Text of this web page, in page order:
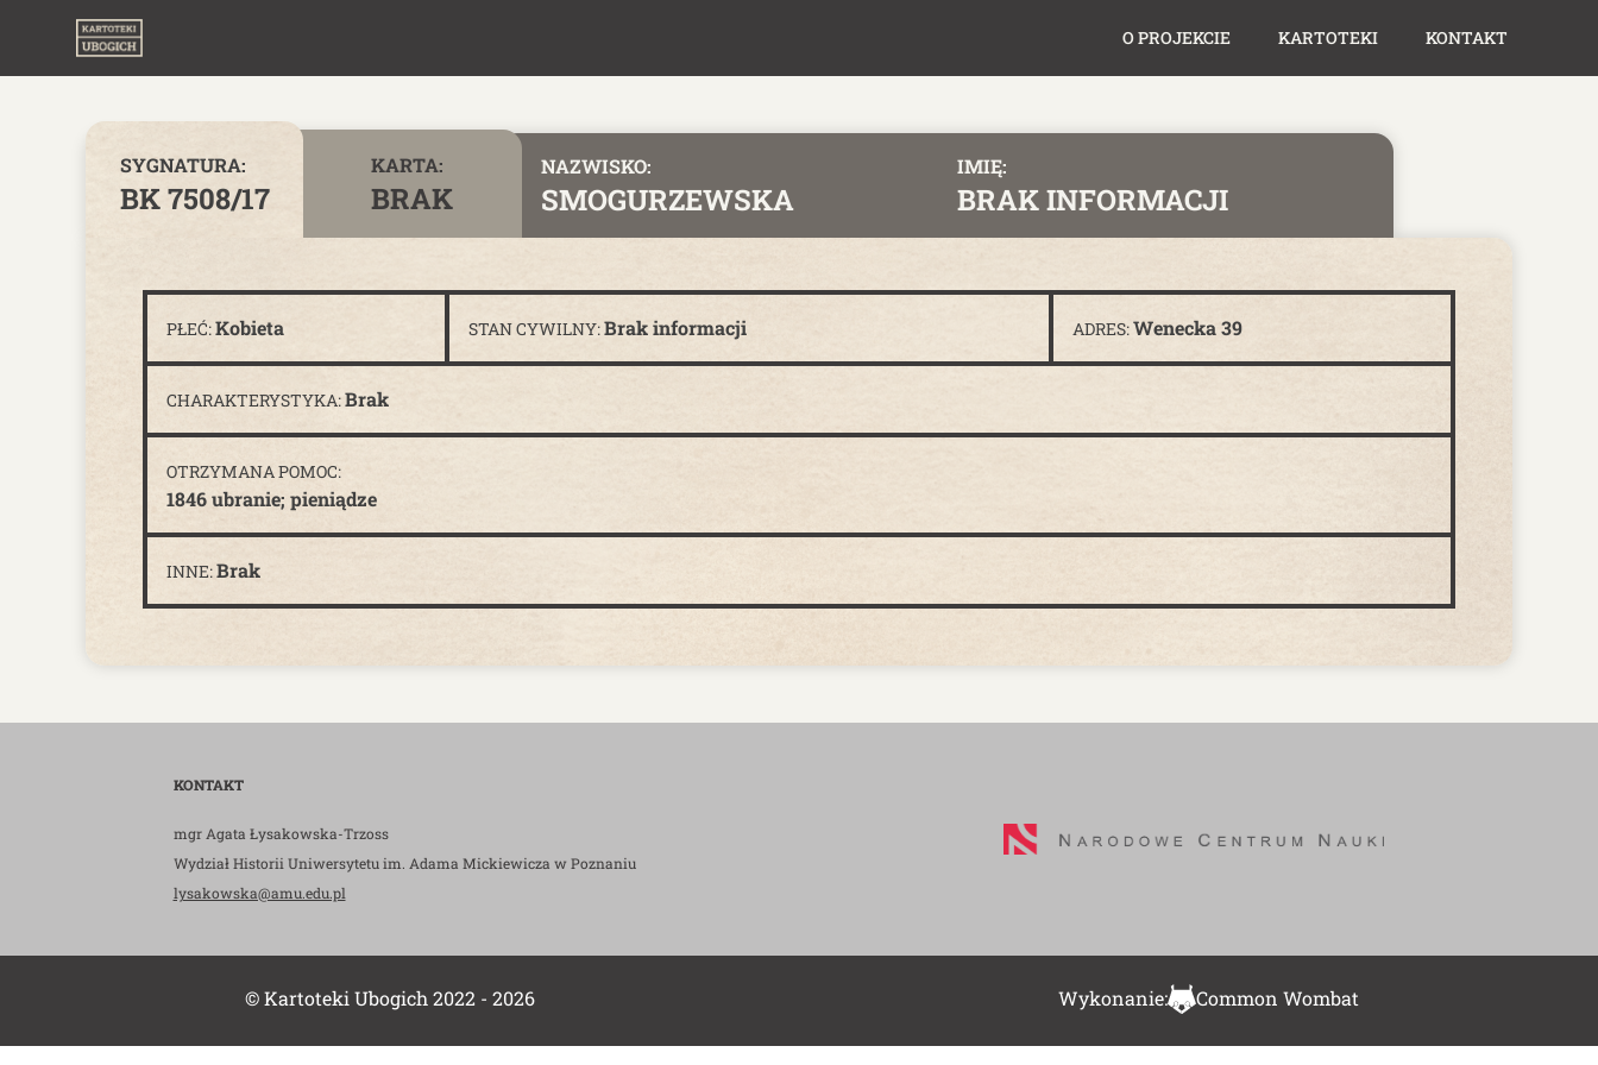
O PROJEKCIE KARTOTEKI KONTAKT
SYGNATURA:
BK 7508/17
KARTA:
BRAK
NAZWISKO:
SMOGURZEWSKA
IMIĘ:
BRAK INFORMACJI
PŁEĆ:Kobieta STAN CYWILNY:Brak informacji ADRES:Wenecka 39
CHARAKTERYSTYKA:Brak
OTRZYMANA POMOC:
1846 ubranie; pieniądze
INNE:Brak
KONTAKT
mgr Agata Łysakowska-Trzoss
Wydział Historii Uniwersytetu im. Adama Mickiewicza w Poznaniu
lysakowska@amu.edu.pl
© Kartoteki Ubogich 2022 - 2026 Wykonanie: Common Wombat